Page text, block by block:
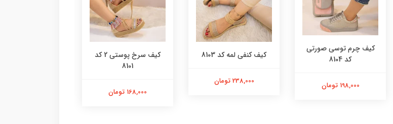
کیف چرم توسی صورتی
کد 8104
198,000 تومان
کیف کنفی لمه کد 8103
238,000 تومان
کیف سرخ پوستی 2 کد
8101
168,000 تومان